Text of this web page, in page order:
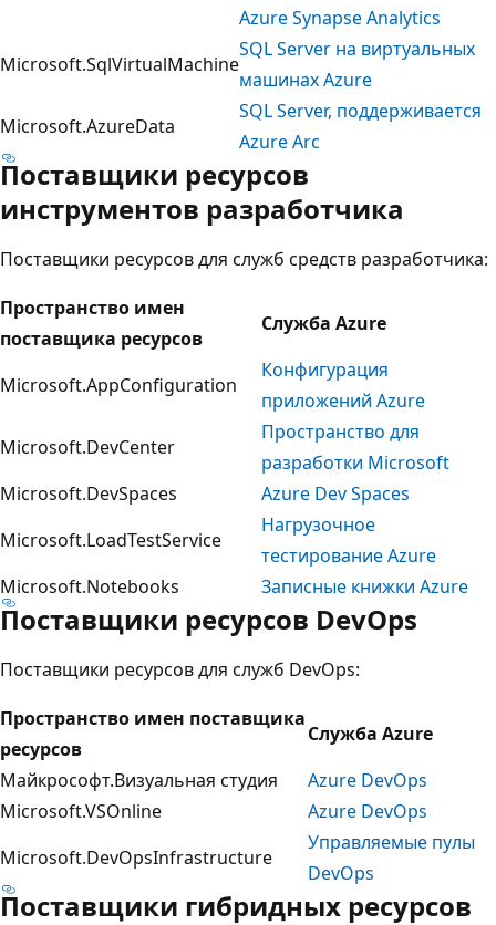
Azure Synapse Analytics
Microsoft.SqlVirtualMachine
SQL Server на виртуальных
машинах Azure
Microsoft.AzureData
SQL Server, поддерживается
Azure Arc
Поставщики ресурсов
инструментов разработчика
Поставщики ресурсов для служб средств разработчика:
Пространство имен
поставщика ресурсов
Служба Azure
Microsoft.AppConfiguration
Конфигурация
приложений Azure
Microsoft.DevCenter
Пространство для
разработки Microsoft
Microsoft.DevSpaces
Azure Dev Spaces
Microsoft.LoadTestService
Нагрузочное
тестирование Azure
Microsoft.Notebooks
Записные книжки Azure
Поставщики ресурсов DevOps
Поставщики ресурсов для служб DevOps:
Пространство имен поставщика
ресурсов
Служба Azure
Майкрософт.Визуальная студия
Azure DevOps
Microsoft.VSOnline
Azure DevOps
Microsoft.DevOpsInfrastructure
Управляемые пулы
DevOps
Поставщики гибридных ресурсов